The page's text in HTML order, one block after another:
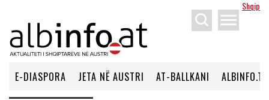
Shqip
menu
E-DIASPORA JETA NË AUSTRI AT-BALLKANI ALBINFO.TV